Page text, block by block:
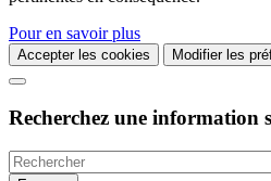
Pour en savoir plus
Accepter les cookies Modifier les
Recherchez une information